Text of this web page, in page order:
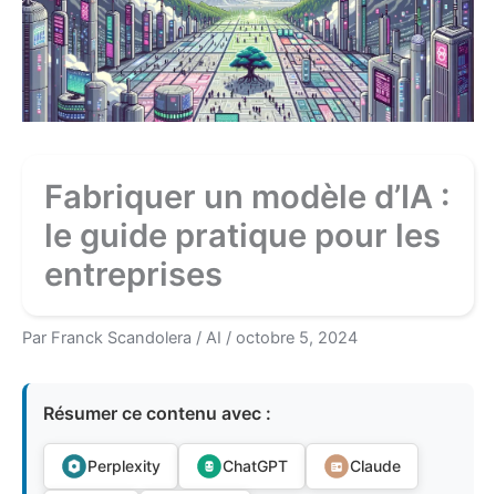
Fabriquer un modèle d’IA :
le guide pratique pour les
entreprises
Par Franck Scandolera / AI / octobre 5, 2024
Résumer ce contenu avec :
Perplexity ChatGPT Claude